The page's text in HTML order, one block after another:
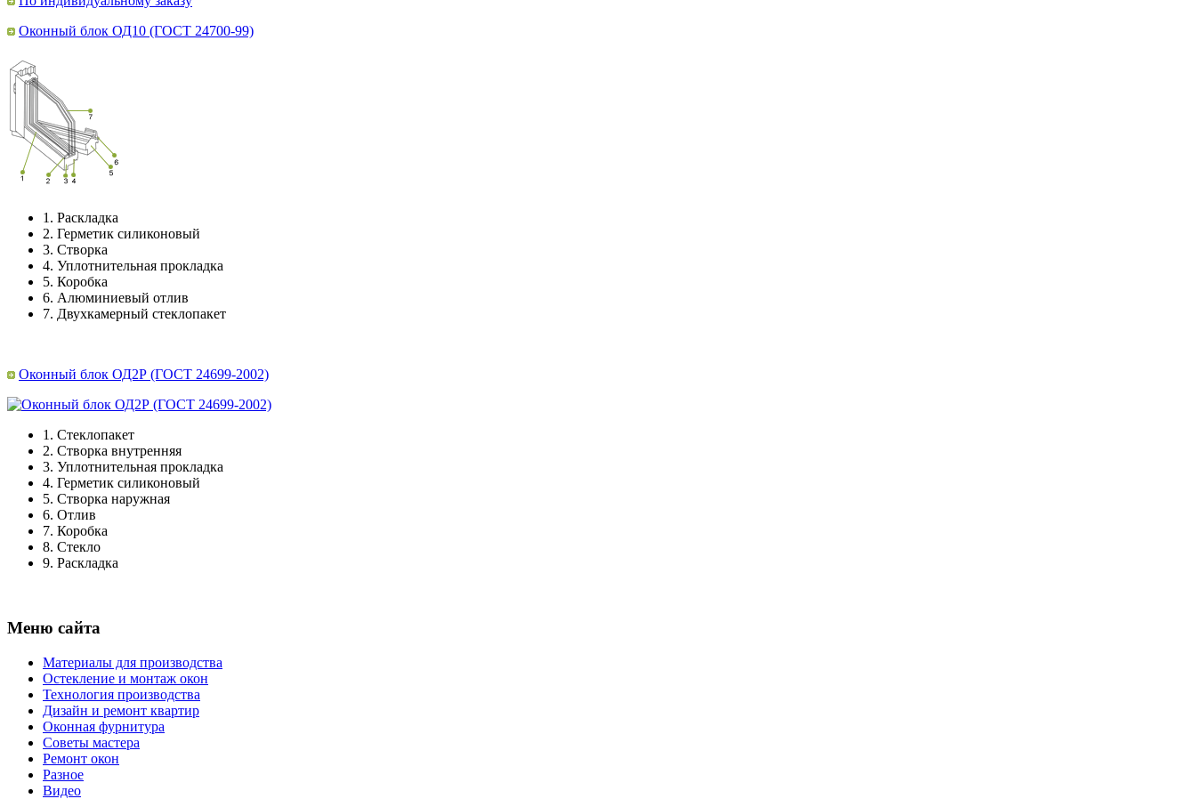
Оконный блок ОД10 (ГОСТ 24700-99)
1. Раскладка
2. Герметик силиконовый
3. Створка
4. Уплотнительная прокладка
5. Коробка
6. Алюминиевый отлив
7. Двухкамерный стеклопакет
Оконный блок ОД2Р (ГОСТ 24699-2002)
1. Стеклопакет
2. Створка внутренняя
3. Уплотнительная прокладка
4. Герметик силиконовый
5. Створка наружная
6. Отлив
7. Коробка
8. Стекло
9. Раскладка
Меню сайта
Материалы для производства
Остекление и монтаж окон
Технология производства
Дизайн и ремонт квартир
Оконная фурнитура
Советы мастера
Ремонт окон
Разное
Видео